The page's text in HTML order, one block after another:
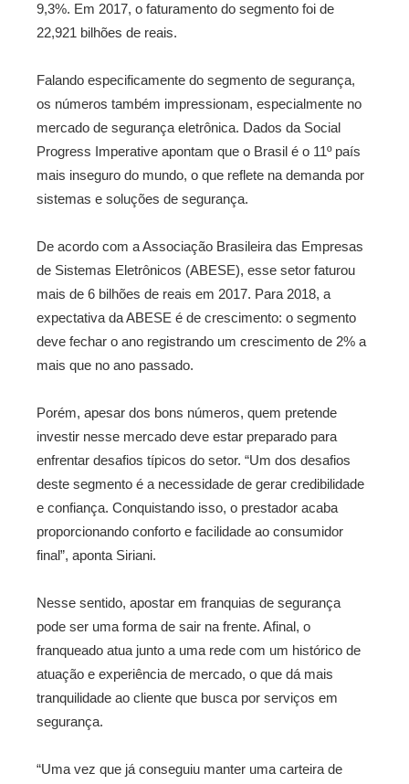
9,3%. Em 2017, o faturamento do segmento foi de
22,921 bilhões de reais.
Falando especificamente do segmento de segurança,
os números também impressionam, especialmente no
mercado de segurança eletrônica. Dados da Social
Progress Imperative apontam que o Brasil é o 11º país
mais inseguro do mundo, o que reflete na demanda por
sistemas e soluções de segurança.
De acordo com a Associação Brasileira das Empresas
de Sistemas Eletrônicos (ABESE), esse setor faturou
mais de 6 bilhões de reais em 2017. Para 2018, a
expectativa da ABESE é de crescimento: o segmento
deve fechar o ano registrando um crescimento de 2% a
mais que no ano passado.
Porém, apesar dos bons números, quem pretende
investir nesse mercado deve estar preparado para
enfrentar desafios típicos do setor. “Um dos desafios
deste segmento é a necessidade de gerar credibilidade
e confiança. Conquistando isso, o prestador acaba
proporcionando conforto e facilidade ao consumidor
final”, aponta Siriani.
Nesse sentido, apostar em franquias de segurança
pode ser uma forma de sair na frente. Afinal, o
franqueado atua junto a uma rede com um histórico de
atuação e experiência de mercado, o que dá mais
tranquilidade ao cliente que busca por serviços em
segurança.
“Uma vez que já conseguiu manter uma carteira de